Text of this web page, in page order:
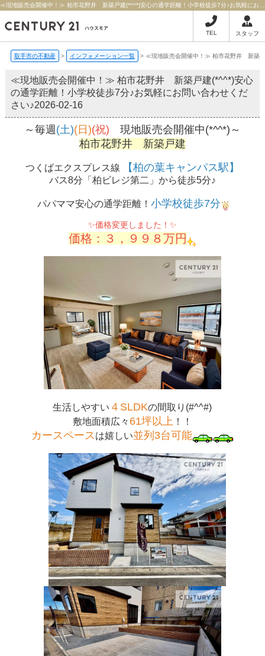
TEL スタッフ
取手市の不動産 > インフォメーション一覧 > ≪現地販売会開催中！≫ 柏市花野井 新築戸
≪現地販売会開催中！≫ 柏市花野井 新築戸建(*^^*)安心
の通学距離！小学校徒歩7分♪お気軽にお問い合わせくだ
さい♪2026-02-16
～毎週(土)(日)(祝) 現地販売会開催中(*^^*)～
柏市花野井 新築戸建
つくばエクスプレス線 【柏の葉キャンパス駅】
バス8分「柏ビレジ第二」から徒歩5分♪
パパママ安心の通学距離！ 小学校徒歩7分
✨価格変更しました！✨
価格：３，９９８万円
生活しやすい ４SLDKの間取り(#^^#)
敷地面積広々 61坪以上 ！！
カースペースは嬉しい並列3台可能